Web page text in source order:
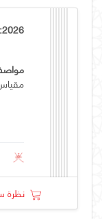
نظرة